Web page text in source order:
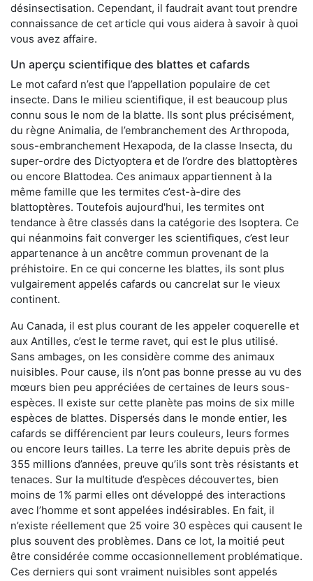
désinsectisation. Cependant, il faudrait avant tout prendre
connaissance de cet article qui vous aidera à savoir à quoi
vous avez affaire.
Un aperçu scientifique des blattes et cafards
Le mot cafard n’est que l’appellation populaire de cet
insecte. Dans le milieu scientifique, il est beaucoup plus
connu sous le nom de la blatte. Ils sont plus précisément,
du règne Animalia, de l’embranchement des Arthropoda,
sous-embranchement Hexapoda, de la classe Insecta, du
super-ordre des Dictyoptera et de l’ordre des blattoptères
ou encore Blattodea. Ces animaux appartiennent à la
même famille que les termites c’est-à-dire des
blattoptères. Toutefois aujourd'hui, les termites ont
tendance à être classés dans la catégorie des Isoptera. Ce
qui néanmoins fait converger les scientifiques, c’est leur
appartenance à un ancêtre commun provenant de la
préhistoire. En ce qui concerne les blattes, ils sont plus
vulgairement appelés cafards ou cancrelat sur le vieux
continent.
Au Canada, il est plus courant de les appeler coquerelle et
aux Antilles, c’est le terme ravet, qui est le plus utilisé.
Sans ambages, on les considère comme des animaux
nuisibles. Pour cause, ils n’ont pas bonne presse au vu des
mœurs bien peu appréciées de certaines de leurs sous-
espèces. Il existe sur cette planète pas moins de six mille
espèces de blattes. Dispersés dans le monde entier, les
cafards se différencient par leurs couleurs, leurs formes
ou encore leurs tailles. La terre les abrite depuis près de
355 millions d’années, preuve qu’ils sont très résistants et
tenaces. Sur la multitude d’espèces découvertes, bien
moins de 1% parmi elles ont développé des interactions
avec l’homme et sont appelées indésirables. En fait, il
n’existe réellement que 25 voire 30 espèces qui causent le
plus souvent des problèmes. Dans ce lot, la moitié peut
être considérée comme occasionnellement problématique.
Ces derniers qui sont vraiment nuisibles sont appelés